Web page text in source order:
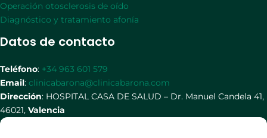
Operación otosclerosis de oído
Diagnóstico y tratamiento afonía
Datos de contacto
Teléfono: +34 963 601 579
Email: clinicabarona@clinicabarona.com
Dirección: HOSPITAL CASA DE SALUD – Dr. Manuel Candela 41,
46021, Valencia